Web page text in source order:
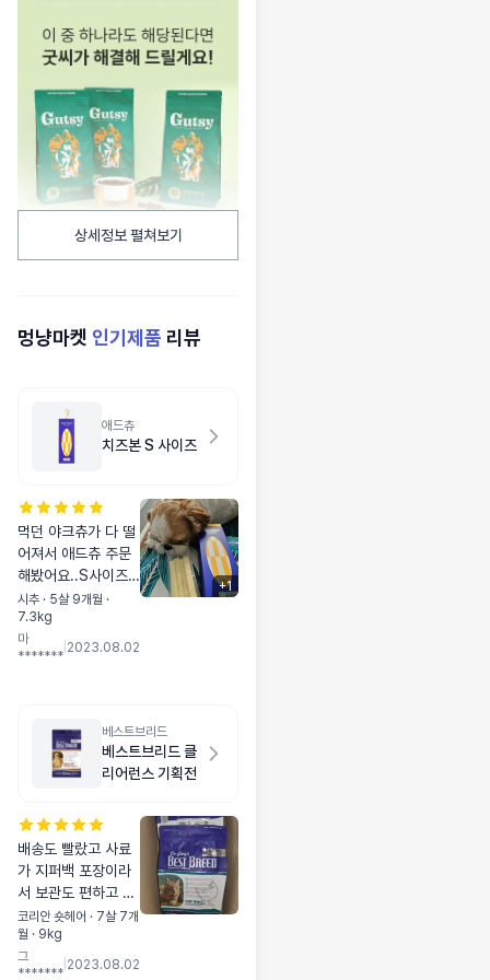
상세정보 펼쳐보기
멍냥마켓 인기제품 리뷰
애드츄
치즈본 S 사이즈
먹던 야크츄가 다 떨
어져서 애드츄 주문
해봤어요..S사이즈
라 작을까 걱정했는
데 잡고 먹기 딱 좋네
요! 금방 찗아지는게
시추 · 5살 9개월 ·
7.3kg
마
*******
2023.08.02
+1
베스트브리드
베스트브리드 클
리어런스 기획전
배송도 빨랐고 사료
가 지퍼백 포장이라
서 보관도 편하고 고
양이도 잘 먹네요 세
일해서 착한 가격에
잘 샀습니다
코리안 숏헤어 · 7살 7개
월 · 9kg
그
*******
2023.08.02